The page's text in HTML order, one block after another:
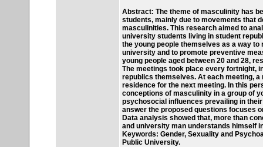
Abstract: The theme of masculinity has
students, mainly due to movements that
masculinities. This research aimed to
university students living in student
the young people themselves as a way
university and to promote preventive
young people aged between 20 and 28,
The meetings took place every fortnight,
republics themselves. At each meeting,
residence for the next meeting. In this
conceptions of masculinity in a group of
psychosocial influences prevailing in
answer the proposed questions focuses
Data analysis showed that, more than
and university man understands himself
Keywords: Gender, Sexuality and
Public University.